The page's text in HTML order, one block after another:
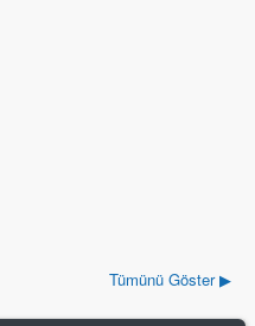
Tümünü Göster ▶